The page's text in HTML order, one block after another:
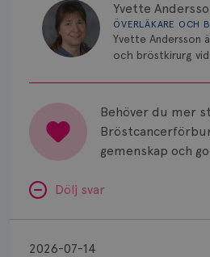
Yvette
ÖVERLÄKARE OCH
Yvette Andersson
och bröstkirurg vid
Behöver du mer
gemenskap och
Dölj svar
2026-07-14
Vätska